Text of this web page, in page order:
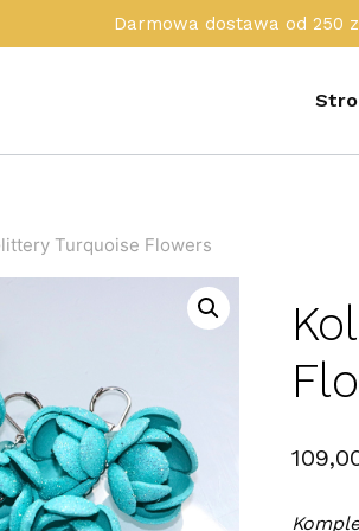
Darmowa dostawa od 250
Turquoise Flowers